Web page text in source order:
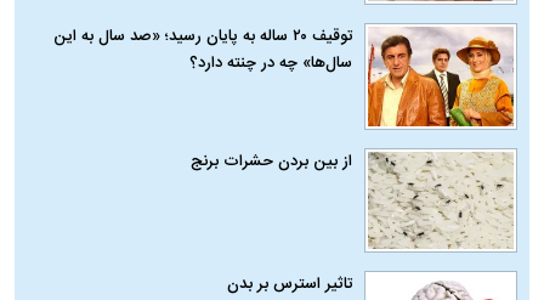
توقیف ۲۰ ساله به پایان رسید؛ «صد سال به این
سال‌ها» چه در چنته دارد؟
از بین بردن حشرات برنج
تاثیر استرس بر بدن